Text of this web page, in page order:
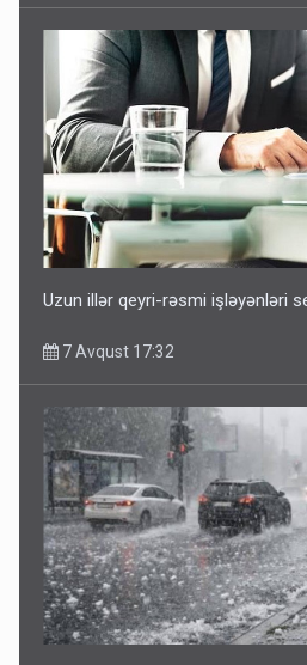
Uzun illər qeyri-rəsmi işləyənləri
7 Avqust 17:32